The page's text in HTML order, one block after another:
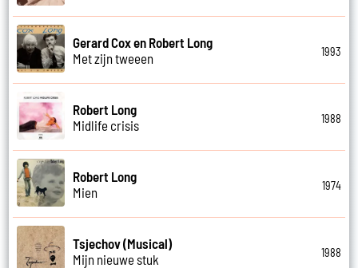
Gerard Cox en Robert Long
Met zijn tweeen
1993
Robert Long
Midlife crisis
1988
Robert Long
Mien
1974
Tsjechov (Musical)
Mijn nieuwe stuk
1988